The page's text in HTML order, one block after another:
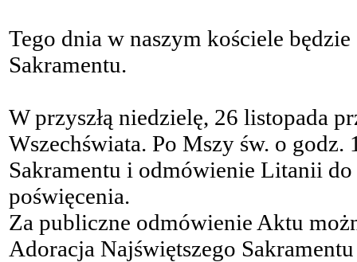
Tego dnia w naszym kościele
Sakramentu.
W przyszłą niedzielę, 26 listopada
Wszechświata. Po Mszy św. o
Sakramentu i odmówienie Litanii do
poświęcenia.
Za publiczne odmówienie Aktu
Adoracja Najświętszego